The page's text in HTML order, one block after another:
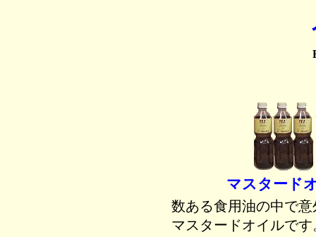
マスタード
数ある食用油の中で
マスタードオイルです